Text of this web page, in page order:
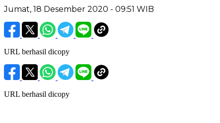
Jumat, 18 Desember 2020 - 09:51 WIB
URL berhasil dicopy
URL berhasil dicopy